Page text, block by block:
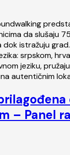
da slušaju
istražuju
srpskom,
jeziku,
autentičnim
– Panel